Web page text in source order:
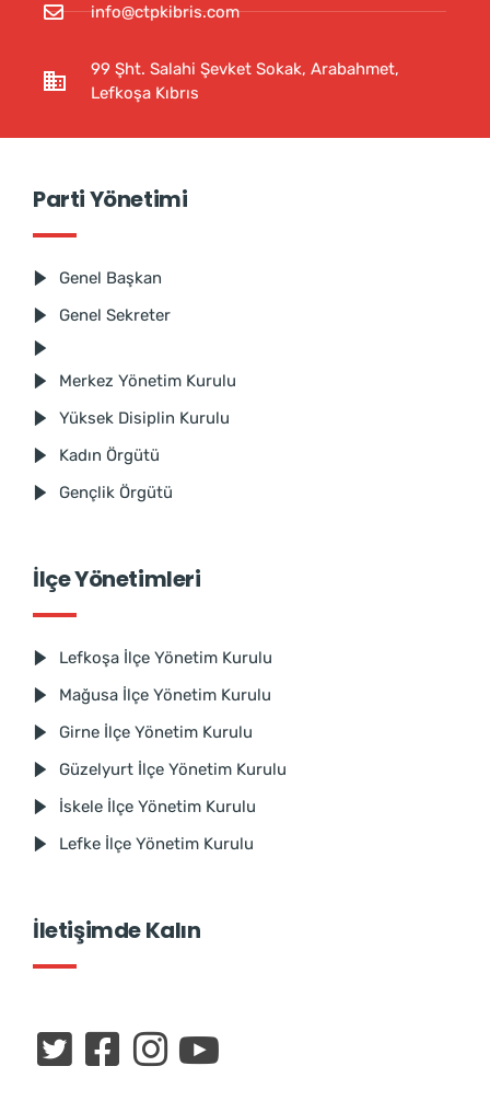
info@ctpkibris.com
99 Şht. Salahi Şevket Sokak, Arabahmet,
Lefkoşa Kıbrıs
Parti Yönetimi
Genel Başkan
Genel Sekreter
Merkez Yönetim Kurulu
Yüksek Disiplin Kurulu
Kadın Örgütü
Gençlik Örgütü
İlçe Yönetimleri
Lefkoşa İlçe Yönetim Kurulu
Mağusa İlçe Yönetim Kurulu
Girne İlçe Yönetim Kurulu
Güzelyurt İlçe Yönetim Kurulu
İskele İlçe Yönetim Kurulu
Lefke İlçe Yönetim Kurulu
İletişimde Kalın